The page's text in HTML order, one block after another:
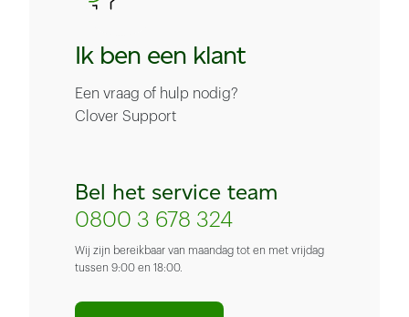
Ik ben een klant
Een vraag of hulp nodig?
Clover Support
Bel het service team
0800 3 678 324
Wij zijn bereikbaar van maandag tot en met vrijdag
tussen 9:00 en 18:00.